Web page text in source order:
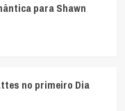
para Shawn
no primeiro Dia